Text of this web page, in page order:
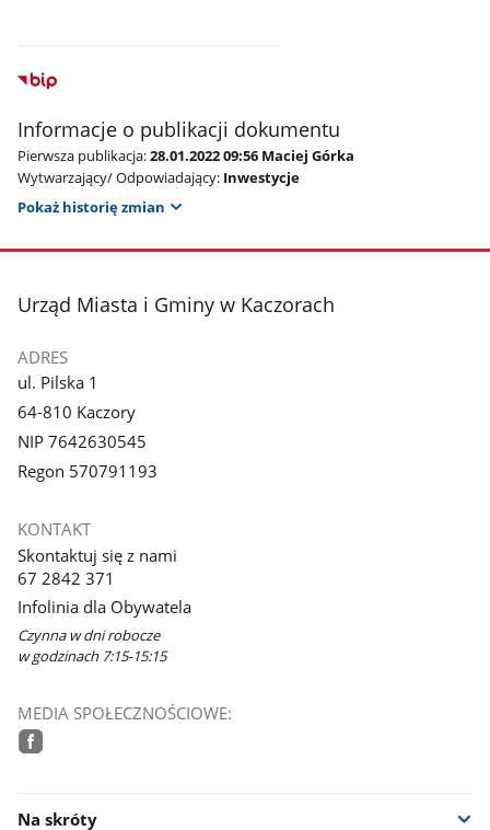
Informacje o publikacji dokumentu
Pierwsza publikacja:28.01.2022 09:56 Maciej Górka
Wytwarzający/ Odpowiadający: Inwestycje
Pokaż historię zmian
stopka
Urząd Miasta i Gminy w Kaczorach
ADRES
ul. Pilska 1
64-810 Kaczory
NIP 7642630545
Regon 570791193
KONTAKT
Skontaktuj się z nami
67 2842 371
Infolinia dla Obywatela
Czynna w dni robocze
w godzinach 7:15-15:15
MEDIA SPOŁECZNOŚCIOWE:
Na skróty